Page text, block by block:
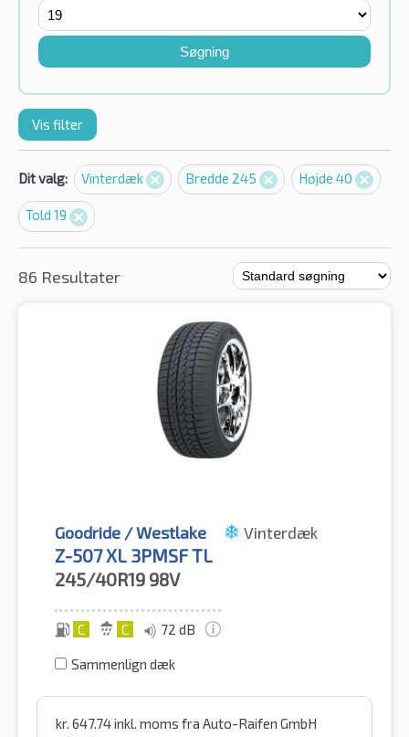
Søgning
Vis filter
Dit valg: Vinterdæk Bredde 245 Højde 40
Told 19
86 Resultater
Goodride / Westlake Vinterdæk
Z-507 XL 3PMSF TL
245/40R19 98V
C C 72 dB
Sammenlign dæk
kr. 647.74inkl. moms fra Auto-Raifen GmbH